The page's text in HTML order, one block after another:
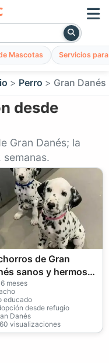
Mascotas Servicios
Perro Gran Danés
desde
Gran Danés; la
de Gran
sanos y hermosos
meses
educado
desde refugio
Danés
visualizaciones